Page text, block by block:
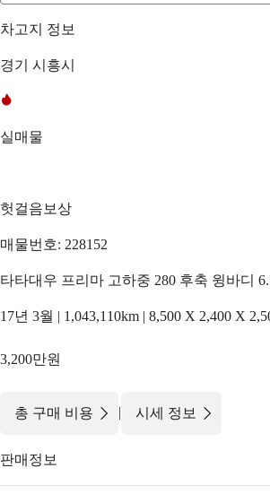
차고지 정보
경기 시흥시
실매물
헛걸음보상
매물번호: 228152
타타대우 프리마 고하중 280 후축 윙바디
17년 3월 | 1,043,110km | 8,500 X 2,400 X
3,200만원
총 구매 비용 | 시세 정보
판매정보